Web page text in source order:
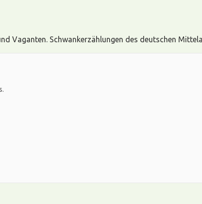
Vaganten. Schwankerzählungen des deutschen